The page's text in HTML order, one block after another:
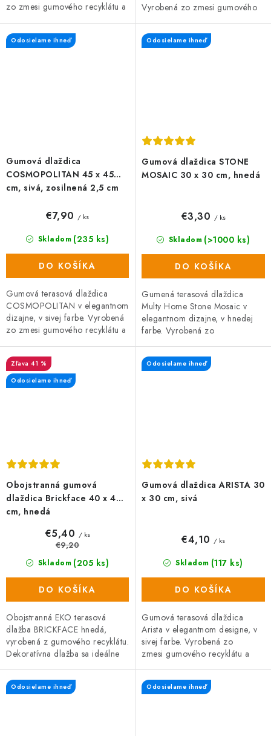
zo zmesi gumového recyklátu a
vysokú odolnosť a dlhú...
Vyrobená zo zmesi gumového
zaručuje vysokú odolnosť a
dlhú...
Gumová dlaždica
COSMOPOLITAN 45 x 45
cm, sivá, zosilnená 2,5 cm
Odosielame ihneď
Skladom (235 ks)
€7,90 / ks
DO KOŠÍKA
Gumová terasová dlaždica
COSMOPOLITAN v elegantnom
dizajne, v sivej farbe. Vyrobená
zo zmesi gumového recyklátu a
vysokú odolnosť a dlhú...
Gumová dlaždica STONE
MOSAIC 30 x 30 cm, hnedá
Odosielame ihneď
Skladom (>1000 ks)
€3,30 / ks
DO KOŠÍKA
Gumená terasová dlaždica
Multy Home Stone Mosaic v
elegantnom dizajne, v hnedej
farbe. Vyrobená zo
polypropylénu, čo zaručuje
vysokú odolnosť a...
Obojstranná gumová
dlaždica Brickface 40 x 40
cm, hnedá
41 %
Odosielame ihneď
Skladom (205 ks)
€5,40 / ks
€9,20
DO KOŠÍKA
Obojstranná EKO terasová
dlažba BRICKFACE hnedá,
vyrobená z gumového recyklátu.
Dekoratívna dlažba sa ideálne
cestu. Na každej strane dlaždice
je...
Gumová dlaždica ARISTA 30
x 30 cm, sivá
Odosielame ihneď
Skladom (117 ks)
€4,10 / ks
DO KOŠÍKA
Gumová terasová dlaždica
Arista v elegantnom designe, v
sivej farbe. Vyrobená zo
zmesi gumového recyklátu a
vysokú odolnosť a dlhú...
Odosielame ihneď Odosielame ihneď